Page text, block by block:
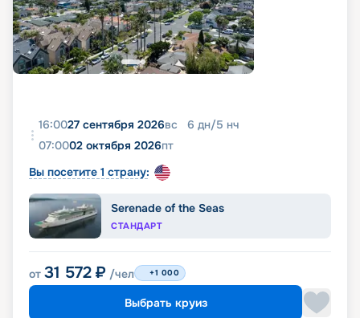
16:0027 сентября 2026вс 6 дн/5 нч
07:0002 октября 2026пт
Вы посетите 1 страну:
Serenade of the Seas
СТАНДАРТ
от 31 572 ₽ /чел +1 000
Выбрать круиз